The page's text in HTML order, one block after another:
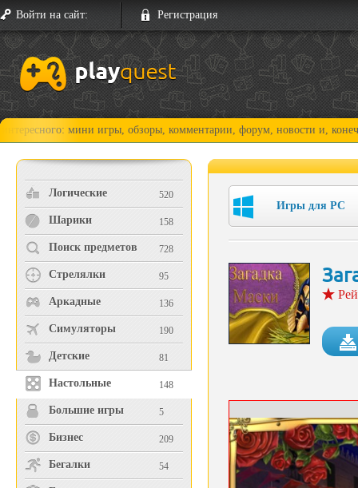
Войти на сайт: Регистрация
мини игры, обзоры, комментарии, форум, новости и, конечно,
Логические 520
Шарики 158
Поиск предметов 728
Стрелялки 95
Аркадные 136
Симуляторы 190
Детские 81
Настольные 148
Большие игры 5
Бизнес 209
Бегалки 54
Игры для PC